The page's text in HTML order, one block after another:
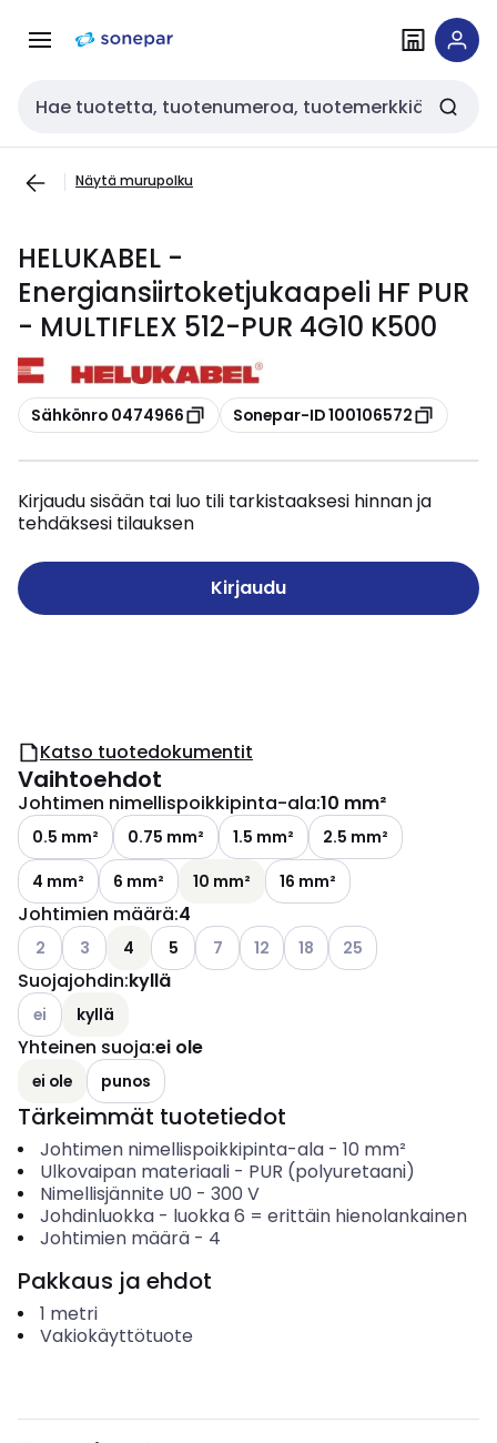
navigointiinsisältöön
Haku
Näytä murupolku
HELUKABEL -
Energiansiirtoketjukaapeli HF PUR
- MULTIFLEX 512-PUR 4G10 K500
Kopioi
Sähkönro 0474966 Kopioi
Sonepar-ID 100106572
Kirjaudu sisään tai luo tili tarkistaaksesi hinnan ja
tehdäksesi tilauksen
Kirjaudu
Katso tuotedokumentit
Vaihtoehdot
Johtimen nimellispoikkipinta-ala:10 mm²
0.5 mm² 0.75 mm² 1.5 mm²
2.5 mm²
4 mm²
6 mm² 10 mm² 16 mm²
Johtimien määrä:4
Katso käytettävissä olevat vaihtoehdot
2 Katso käytettävissä olevat vaihtoehdot
3 4 5 Katso käytettävissä olevat
7 Katso käytettävissä olevat
12 Katso käytettävissä
18 Katso käytettävissä
25
Suojajohdin:kyllä
Katso käytettävissä olevat vaihtoehdot
ei kyllä
Yhteinen suoja:ei ole
ei ole punos
Tärkeimmät tuotetiedot
Johtimen nimellispoikkipinta-ala- 10 mm²
Ulkovaipan materiaali- PUR (polyuretaani)
Nimellisjännite U0 - 300 V
Johdinluokka- luokka 6 = erittäin hienolankainen
Johtimien määrä- 4
Pakkaus ja ehdot
1 metri
Vakiokäyttötuote